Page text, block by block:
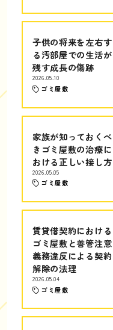
子供の将来を左右す
る汚部屋での生活が
残す成長の傷跡
2026.05.10
ゴミ屋敷
家族が知っておくべ
きゴミ屋敷の治療に
おける正しい接し方
2026.05.05
ゴミ屋敷
賃貸借契約における
ゴミ屋敷と善管注意
義務違反による契約
解除の法理
2026.05.04
ゴミ屋敷